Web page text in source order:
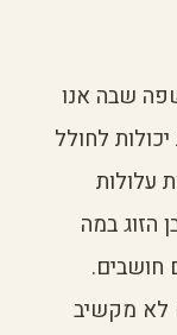
שבה אנו
לחולל
עלולות
הזוג במה
לא מקשיב